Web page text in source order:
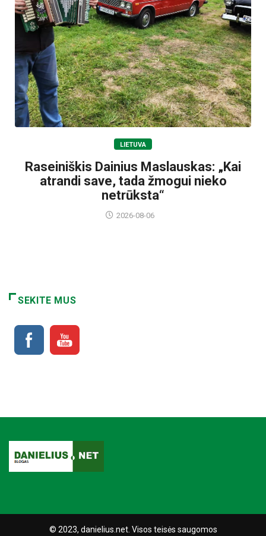
LIETUVA
Raseiniškis Dainius Maslauskas: „Kai
atrandi save, tada žmogui nieko
netrūksta“
2026-08-06
SEKITE MUS
© 2023, danielius.net. Visos teisės saugomos